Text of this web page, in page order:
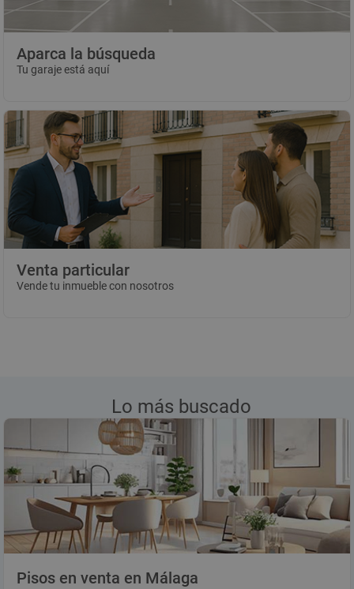
Aparca la búsqueda
Tu garaje está aquí
Venta particular
Vende tu inmueble con nosotros
Lo más buscado
Pisos en venta en Málaga